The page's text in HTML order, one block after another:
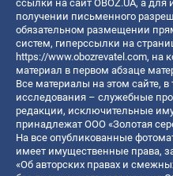
ссылки на сайт OBOZ.UA, а для
получении письменного
обязательном размещении
систем, гиперссылки на
https://www.obozrevatel.com, на
материал в первом абзаце
Все материалы на этом сайте,
исследования – служебные
редакции, исключительные
принадлежат ООО «Золотая
На все опубликованные
имеет имущественные права,
«Об авторских правах и